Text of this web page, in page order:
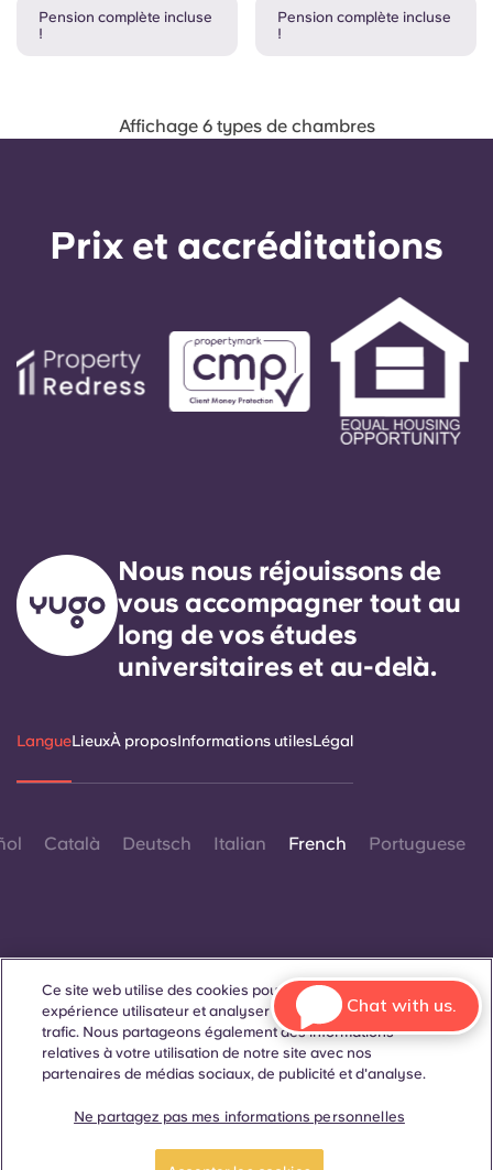
Pension complète incluse
!
Pension complète incluse
!
Affichage 6 types de chambres
Prix ​​et accréditations
Nous nous réjouissons de
vous accompagner tout au
long de vos études
universitaires et au-delà.
LangueLieuxÀ proposInformations utilesLégal
Català Deutsch Italian French Portuguese
Contactez-nous
Lorsque des termes désignant un genre spécifique
apparaissent sur ce site web, ils sont destinés à s'appliquer à
Ce site web utilise des cookies pour améliorer votre
expérience utilisateur et analyser les performances et le
trafic. Nous partageons également des informations
relatives à votre utilisation de notre site avec nos
partenaires de médias sociaux, de publicité et d'analyse.
Ne partagez pas mes informations personnelles
Chat with us.